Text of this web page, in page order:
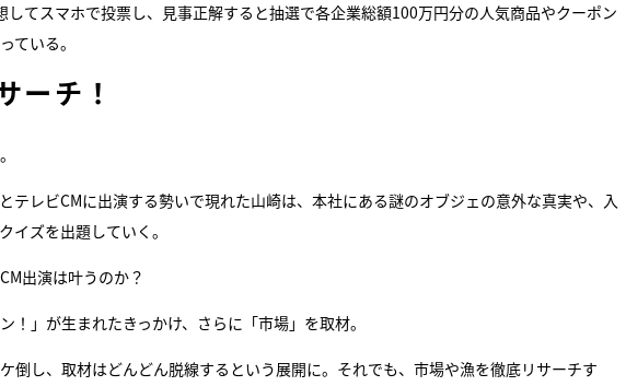
てスマホで投票し、見事正解すると抽選で各企業総額100万円分の人気商品やクーポン
ている。
ーチ！
テレビCMに出演する勢いで現れた山崎は、本社にある謎のオブジェの意外な真実や、入
イズを出題していく。
出演は叶うのか？
」が生まれたきっかけ、さらに「市場」を取材。
倒し、取材はどんどん脱線するという展開に。それでも、市場や漁を徹底リサーチす